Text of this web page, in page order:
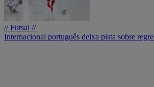
// Futsal //
Internacional português deixa pista sobre